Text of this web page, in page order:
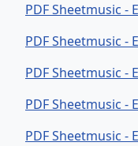
PDF Sheetmusic -
PDF Sheetmusic -
PDF Sheetmusic -
PDF Sheetmusic -
PDF Sheetmusic -